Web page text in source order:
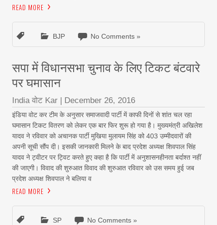
READ MORE
BJP No Comments »
सपा में विधानसभा चुनाव के लिए टिकट बंटवारे
पर घमासान
India वोट Kar December 26, 2016
इंडिया वोट कर टीम के अनुसार समाजवादी पार्टी में काफी दिनों से शांत चल रहा
घमासान टिकट वितरण को लेकर एक बार फिर शुरू हो गया है। मुख्यमंत्री अखिलेश
यादव ने रविवार को अचानक पार्टी मुखिया मुलायम सिंह को 403 उम्मीदवारों की
अपनी सूची सौंप दी। इसकी जानकारी मिलने के बाद प्रदेश अध्यक्ष शिवपाल सिंह
यादव ने ट्वीटर पर ट्विट करते हुए कहा है कि पार्टी में अनुशासनहीनता बर्दाश्त नहीं
की जाएगी। विवाद की शुरुआत विवाद की शुरुआत रविवार को उस समय हुई जब
प्रदेश अध्यक्ष शिवपाल ने बलिया व
READ MORE
SP No Comments »